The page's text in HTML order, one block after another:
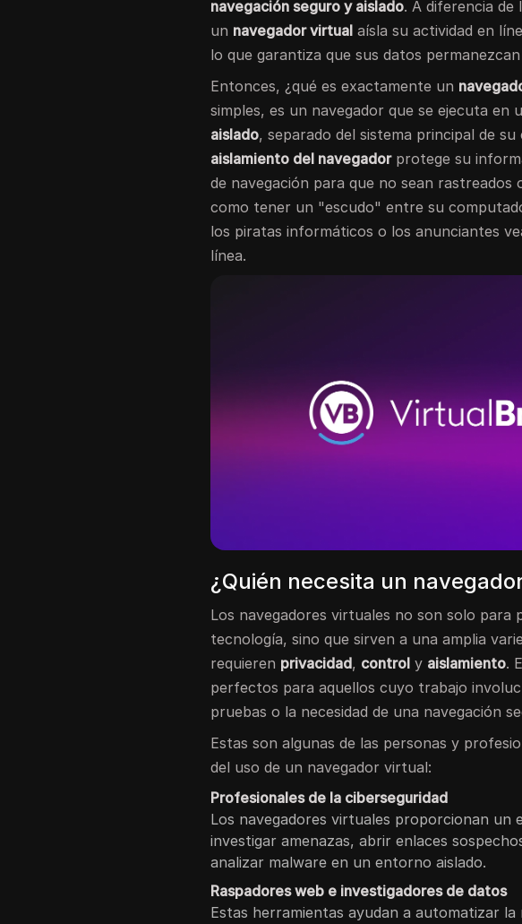
navegación seguro y aislado. A diferencia de
un navegador virtual aísla su actividad en
lo que garantiza que sus datos
Entonces, ¿qué es exactamente un
simples, es un navegador que se ejecuta en
aislado, separado del sistema principal de
aislamiento del navegadorprotege su
de navegación para que no sean rastreados
como tener un "escudo" entre su
los piratas informáticos o los anunciantes
línea.
¿Quién necesita un
Los navegadores virtuales no son solo para
tecnología, sino que sirven a una amplia
requieren privacidad, control y aislamiento.
perfectos para aquellos cuyo trabajo
pruebas o la necesidad de una navegación
Estas son algunas de las personas y
del uso de un navegador virtual:
Profesionales de la ciberseguridad
Los navegadores virtuales proporcionan un
investigar amenazas, abrir enlaces
analizar malware en un entorno aislado.
Raspadores web e investigadores de datos
Estas herramientas ayudan a automatizar la